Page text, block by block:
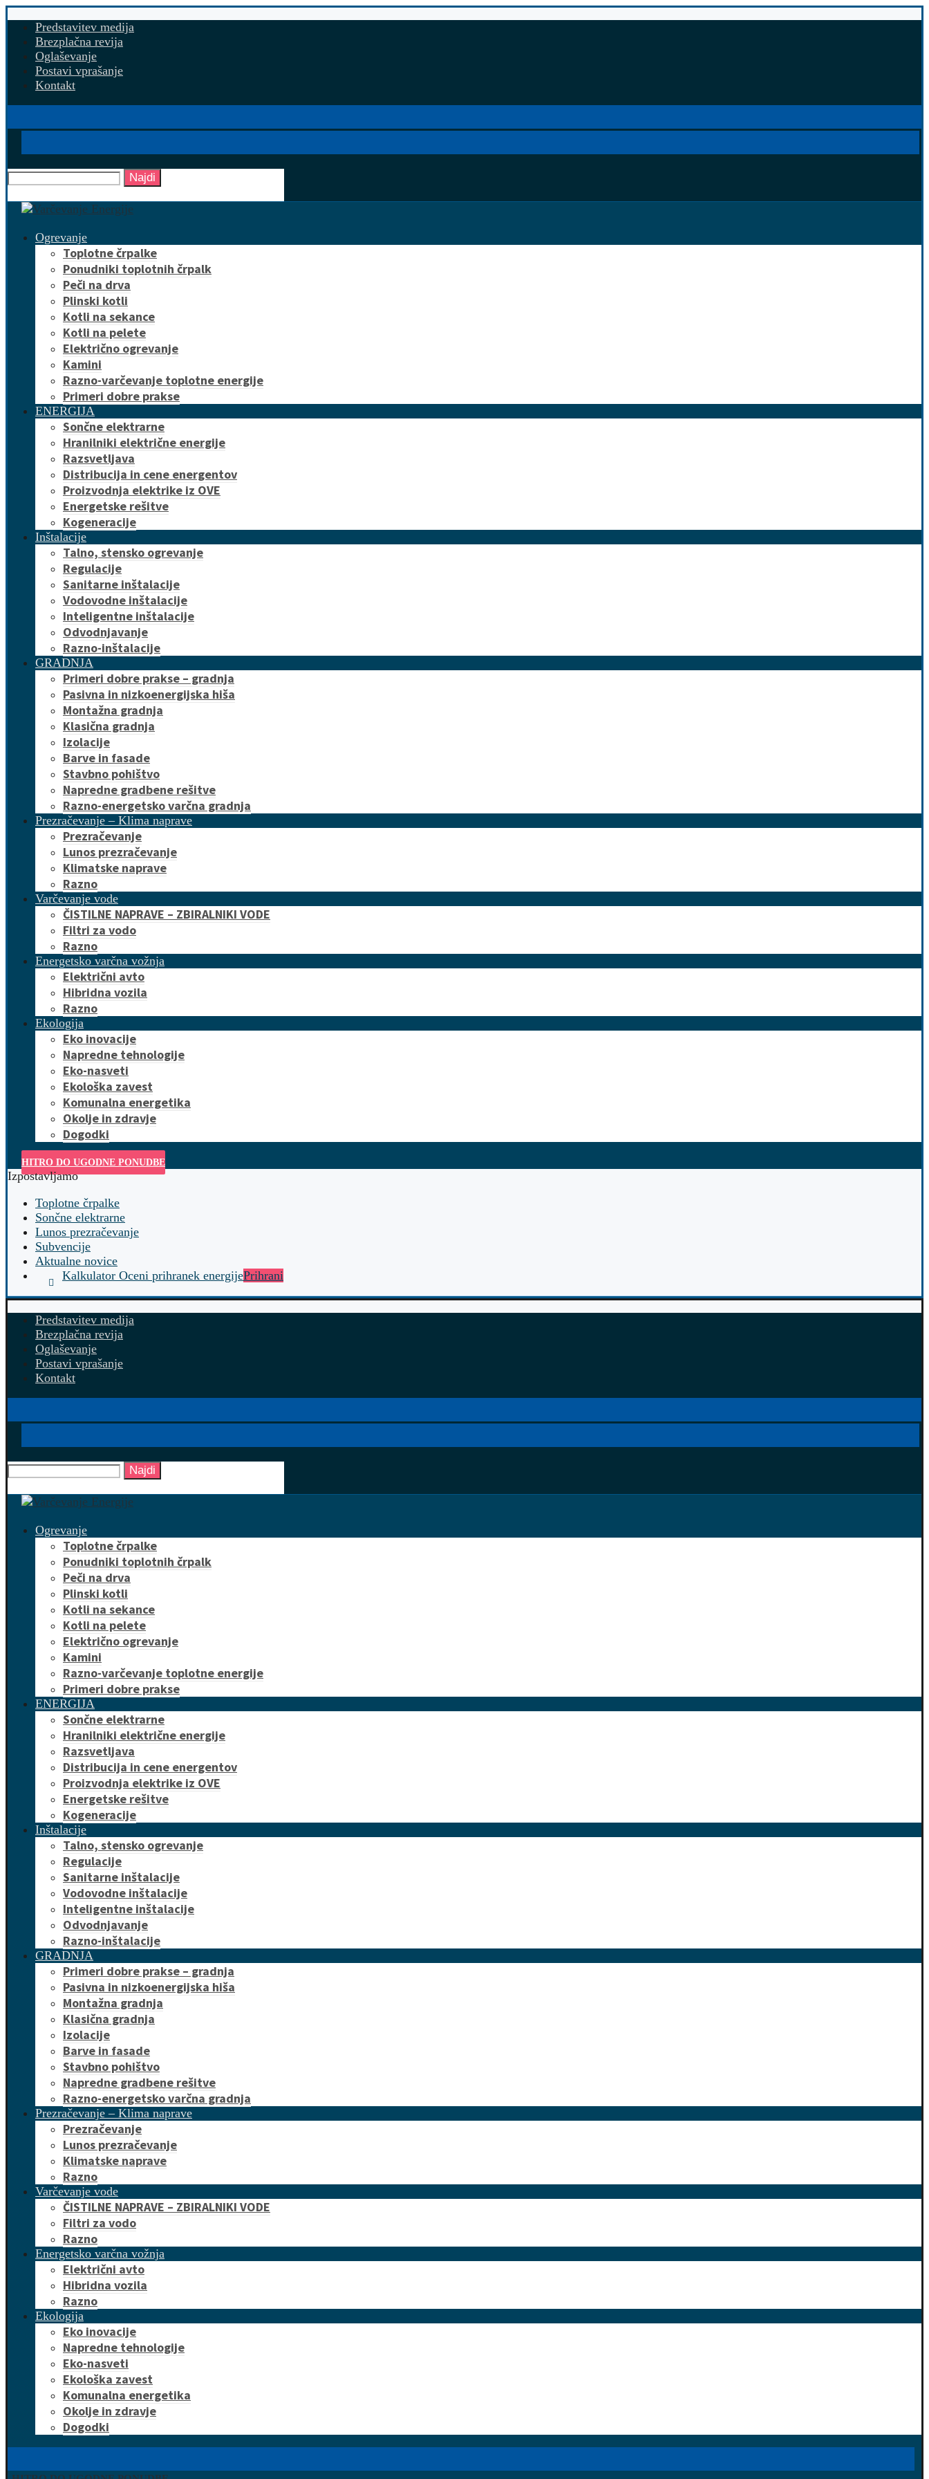
Predstavitev medija
Brezplačna revija
Oglaševanje
Postavi vprašanje
Kontakt
Najdi
Ogrevanje
Toplotne črpalke
Ponudniki toplotnih črpalk
Peči na drva
Plinski kotli
Kotli na sekance
Kotli na pelete
Električno ogrevanje
Kamini
Razno-varčevanje toplotne energije
Primeri dobre prakse
ENERGIJA
Sončne elektrarne
Hranilniki električne energije
Razsvetljava
Distribucija in cene energentov
Proizvodnja elektrike iz OVE
Energetske rešitve
Kogeneracije
Inštalacije
Talno, stensko ogrevanje
Regulacije
Sanitarne inštalacije
Vodovodne inštalacije
Inteligentne inštalacije
Odvodnjavanje
Razno-inštalacije
GRADNJA
Primeri dobre prakse – gradnja
Pasivna in nizkoenergijska hiša
Montažna gradnja
Klasična gradnja
Izolacije
Barve in fasade
Stavbno pohištvo
Napredne gradbene rešitve
Razno-energetsko varčna gradnja
Prezračevanje – Klima naprave
Prezračevanje
Lunos prezračevanje
Klimatske naprave
Razno
Varčevanje vode
ČISTILNE NAPRAVE – ZBIRALNIKI VODE
Filtri za vodo
Razno
Energetsko varčna vožnja
Električni avto
Hibridna vozila
Razno
Ekologija
Eko inovacije
Napredne tehnologije
Eko-nasveti
Ekološka zavest
Komunalna energetika
Okolje in zdravje
Dogodki
HITRO DO UGODNE PONUDBE
Izpostavljamo
Toplotne črpalke
Sončne elektrarne
Lunos prezračevanje
Subvencije
Aktualne novice
Kalkulator Oceni prihranek energijePrihrani
Predstavitev medija
Brezplačna revija
Oglaševanje
Postavi vprašanje
Kontakt
Najdi
Ogrevanje
Toplotne črpalke
Ponudniki toplotnih črpalk
Peči na drva
Plinski kotli
Kotli na sekance
Kotli na pelete
Električno ogrevanje
Kamini
Razno-varčevanje toplotne energije
Primeri dobre prakse
ENERGIJA
Sončne elektrarne
Hranilniki električne energije
Razsvetljava
Distribucija in cene energentov
Proizvodnja elektrike iz OVE
Energetske rešitve
Kogeneracije
Inštalacije
Talno, stensko ogrevanje
Regulacije
Sanitarne inštalacije
Vodovodne inštalacije
Inteligentne inštalacije
Odvodnjavanje
Razno-inštalacije
GRADNJA
Primeri dobre prakse – gradnja
Pasivna in nizkoenergijska hiša
Montažna gradnja
Klasična gradnja
Izolacije
Barve in fasade
Stavbno pohištvo
Napredne gradbene rešitve
Razno-energetsko varčna gradnja
Prezračevanje – Klima naprave
Prezračevanje
Lunos prezračevanje
Klimatske naprave
Razno
Varčevanje vode
ČISTILNE NAPRAVE – ZBIRALNIKI VODE
Filtri za vodo
Razno
Energetsko varčna vožnja
Električni avto
Hibridna vozila
Razno
Ekologija
Eko inovacije
Napredne tehnologije
Eko-nasveti
Ekološka zavest
Komunalna energetika
Okolje in zdravje
Dogodki